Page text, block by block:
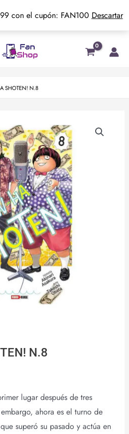
con el cupón: FAN100 Descartar
SHOTEN! N.8
N.8
lugar después de tres
ahora es el turno de
superó su pasado y actúa en